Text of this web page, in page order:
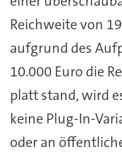
Reichweite von
aufgrund des
10.000 Euro die
platt stand, wird
keine Plug-In-
oder an